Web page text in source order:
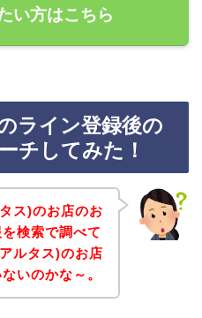
い方はこちら
ライン登録後の
チしてみた！
ス)のお店のお
検索で調べて
ルタス)のお店
いのかな～。